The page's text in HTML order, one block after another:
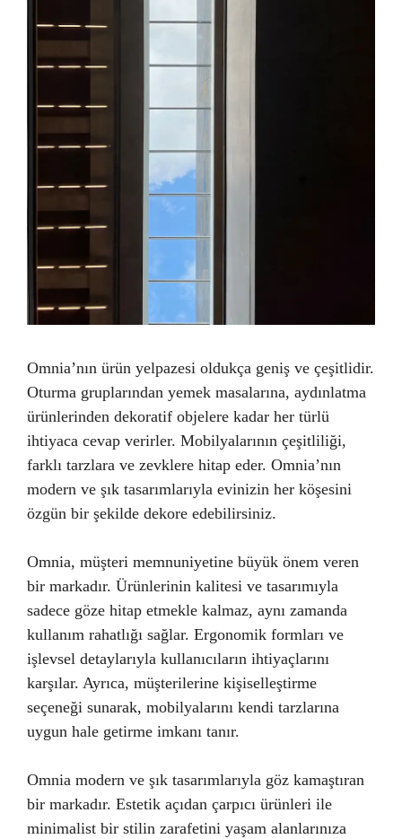
Omnia’nın ürün yelpazesi oldukça geniş ve çeşitlidir.
Oturma gruplarından yemek masalarına, aydınlatma
ürünlerinden dekoratif objelere kadar her türlü
ihtiyaca cevap verirler. Mobilyalarının çeşitliliği,
farklı tarzlara ve zevklere hitap eder. Omnia’nın
modern ve şık tasarımlarıyla evinizin her köşesini
özgün bir şekilde dekore edebilirsiniz.
Omnia, müşteri memnuniyetine büyük önem veren
bir markadır. Ürünlerinin kalitesi ve tasarımıyla
sadece göze hitap etmekle kalmaz, aynı zamanda
kullanım rahatlığı sağlar. Ergonomik formları ve
işlevsel detaylarıyla kullanıcıların ihtiyaçlarını
karşılar. Ayrıca, müşterilerine kişiselleştirme
seçeneği sunarak, mobilyalarını kendi tarzlarına
uygun hale getirme imkanı tanır.
Omnia modern ve şık tasarımlarıyla göz kamaştıran
bir markadır. Estetik açıdan çarpıcı ürünleri ile
minimalist bir stilin zarafetini yaşam alanlarınıza